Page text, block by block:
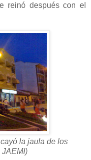
reinó después con el
la jaula de los
JAEMI)